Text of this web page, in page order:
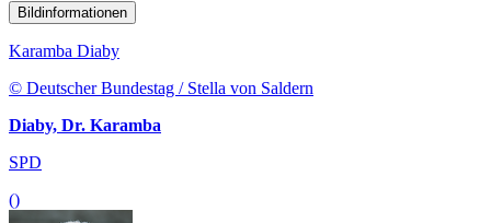
Bildinformationen
Karamba Diaby
© Deutscher Bundestag / Stella von Saldern
Diaby, Dr. Karamba
SPD
()